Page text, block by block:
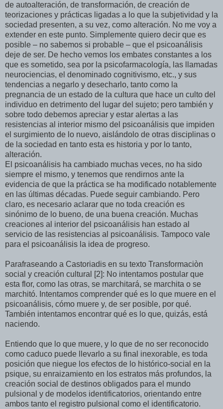
de autoalteración, de transformación, de creación de
teorizaciones y prácticas ligadas a lo que la subjetividad y la
sociedad presenten, a su vez, como alteración. No me voy a
extender en este punto. Simplemente quiero decir que es
posible – no sabemos si probable – que el psicoanálisis
deje de ser. De hecho vemos los embates constantes a los
que es sometido, sea por la psicofarmacología, las llamadas
neurociencias, el denominado cognitivismo, etc., y sus
tendencias a negarlo y desecharlo, tanto como la
pregnancia de un estado de la cultura que hace un culto del
individuo en detrimento del lugar del sujeto; pero también y
sobre todo debemos apreciar y estar alertas a las
resistencias al interior mismo del psicoanálisis que impiden
el surgimiento de lo nuevo, aislándolo de otras disciplinas o
de la sociedad en tanto esta es historia y por lo tanto,
alteración.
El psicoanálisis ha cambiado muchas veces, no ha sido
siempre el mismo, y tenemos que rendirnos ante la
evidencia de que la práctica se ha modificado notablemente
en las últimas décadas. Puede seguir cambiando. Pero
claro, es necesario aclarar que no toda creación es
sinónimo de lo bueno, de una buena creación. Muchas
creaciones al interior del psicoanálisis han estado al
servicio de las resistencias al psicoanálisis. Tampoco vale
para el psicoanálisis la idea de progreso.
Parafraseando a Castoriadis en su texto Transformaciòn
social y creación cultural [2]: No intentamos postular que
esta flor, como las otras, se marchitará, se marchita o se
marchitó. Intentamos comprender qué es lo que muere en el
psicoanálisis, cómo muere y, de ser posible, por qué.
También intentamos encontrar qué es lo que, quizás, está
naciendo.
Entiendo que lo que muere, y lo que de no ser reconocido
como caduco puede llevarlo a su final inexorable, es toda
posición que niegue los efectos de lo histórico-social en la
psique, su enraizamiento en los estratos más profundos, la
creación social de destinos obligados para el mundo
pulsional y de modelos identificatorios, orientando entre
ambos tanto el registro pulsional como el identificatorio.